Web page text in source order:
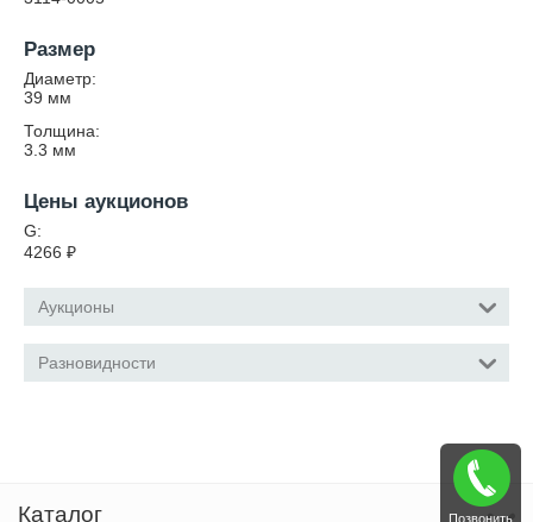
Размер
Диаметр:
39 мм
Толщина:
3.3 мм
Цены аукционов
G:
4266 ₽
Аукционы
Разновидности
Каталог Позвонить